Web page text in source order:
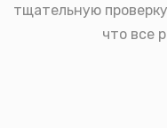
тщательную
что все